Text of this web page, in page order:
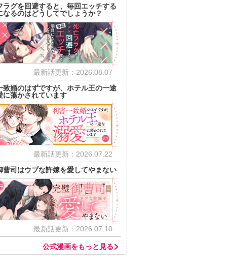
ラグを回避すると、毎回エッチする
なるのはどうしてでしょうか？
最新話更新：2026.08.07
致婚のはずですが、ホテル王の一途
に蕩かされています
最新話更新：2026.07.22
曹司はウブな許嫁を愛してやまない
最新話更新：2026.07.10
公式漫画をもっと見る